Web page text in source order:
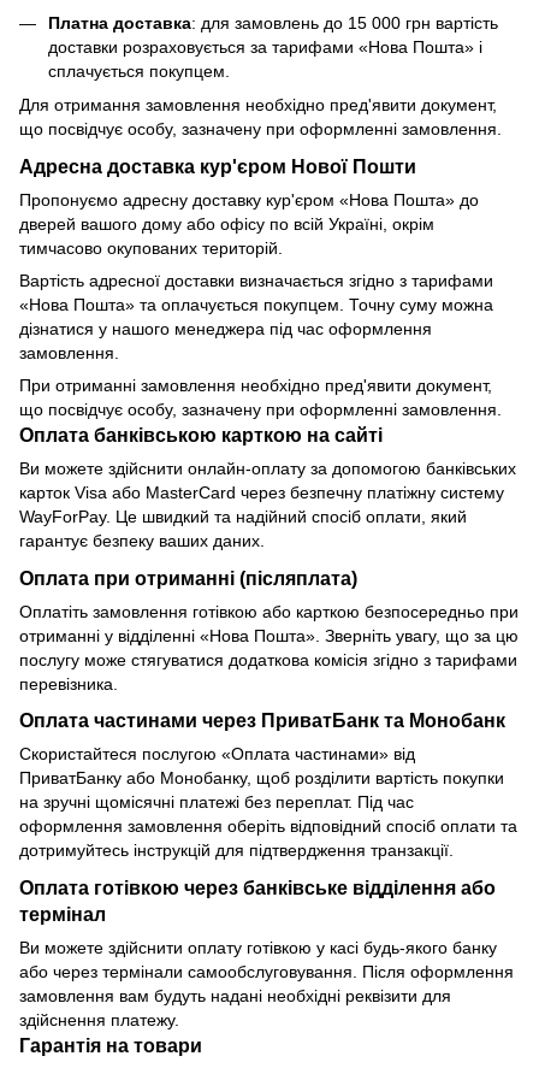
Платна доставка: для замовлень до 15 000 грн вартість
доставки розраховується за тарифами «Нова Пошта» і
сплачується покупцем.
Для отримання замовлення необхідно пред'явити документ,
що посвідчує особу, зазначену при оформленні замовлення.
Адресна доставка кур'єром Нової Пошти
Пропонуємо адресну доставку кур'єром «Нова Пошта» до
дверей вашого дому або офісу по всій Україні, окрім
тимчасово окупованих територій.
Вартість адресної доставки визначається згідно з тарифами
«Нова Пошта» та оплачується покупцем. Точну суму можна
дізнатися у нашого менеджера під час оформлення
замовлення.
При отриманні замовлення необхідно пред'явити документ,
що посвідчує особу, зазначену при оформленні замовлення.
Оплата банківською карткою на сайті
Ви можете здійснити онлайн-оплату за допомогою банківських
карток Visa або MasterCard через безпечну платіжну систему
WayForPay. Це швидкий та надійний спосіб оплати, який
гарантує безпеку ваших даних.
Оплата при отриманні (післяплата)
Оплатіть замовлення готівкою або карткою безпосередньо при
отриманні у відділенні «Нова Пошта». Зверніть увагу, що за цю
послугу може стягуватися додаткова комісія згідно з тарифами
перевізника.
Оплата частинами через ПриватБанк та Монобанк
Скористайтеся послугою «Оплата частинами» від
ПриватБанку або Монобанку, щоб розділити вартість покупки
на зручні щомісячні платежі без переплат. Під час
оформлення замовлення оберіть відповідний спосіб оплати та
дотримуйтесь інструкцій для підтвердження транзакції.
Оплата готівкою через банківське відділення або
термінал
Ви можете здійснити оплату готівкою у касі будь-якого банку
або через термінали самообслуговування. Після оформлення
замовлення вам будуть надані необхідні реквізити для
здійснення платежу.
Гарантія на товари